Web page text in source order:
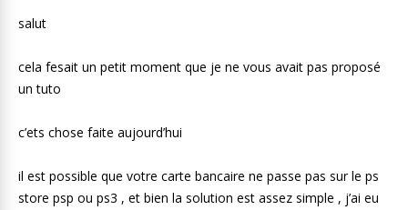
salut
cela fesait un petit moment que je ne vous avait pas proposé
un tuto
c’ets chose faite aujourd’hui
il est possible que votre carte bancaire ne passe pas sur le ps
store psp ou ps3 , et bien la solution est assez simple , j’ai eu